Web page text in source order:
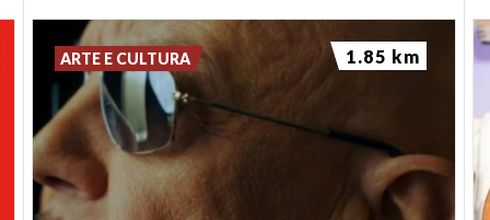
ARTE E CULTURA 1.85 km